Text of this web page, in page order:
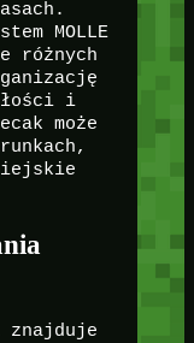
MOLLE
różnych
i
może
znajduje